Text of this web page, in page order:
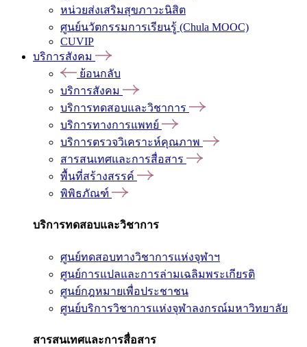
หน่วยส่งเสริมสุขภาวะนิสิต
ศูนย์นวัตกรรมการเรียนรู้ (Chula MOOC)
CUVIP
บริการสังคม
ย้อนกลับ
บริการสังคม
บริการทดสอบและวิชาการ
บริการทางการแพทย์
บริการตรวจวิเคราะห์คุณภาพ
สารสนเทศและการสื่อสาร
พื้นที่สร้างสรรค์
พิพิธภัณฑ์
บริการทดสอบและวิชาการ
ศูนย์ทดสอบทางวิชาการแห่งจุฬาฯ
ศูนย์การแปลและการล่ามเฉลิมพระเกียรติ
ศูนย์กฎหมายเพื่อประชาชน
ศูนย์บริการวิชาการแห่งจุฬาลงกรณ์มหาวิทยาลัย
สารสนเทศและการสื่อสาร